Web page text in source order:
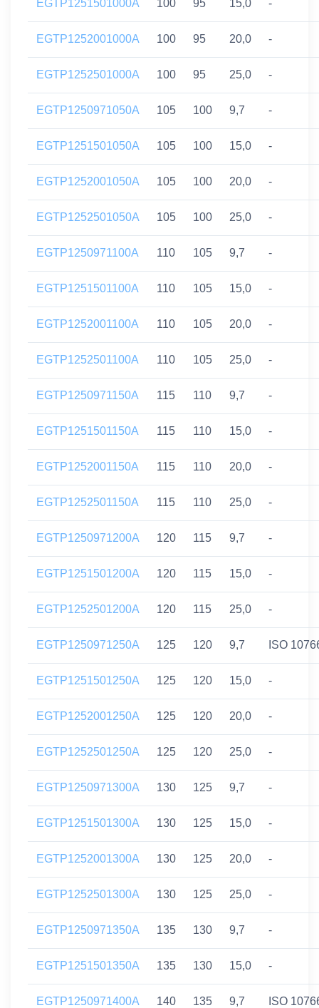
EGTP1251501000A 100 95 15,0 -
EGTP1252001000A 100 95 20,0 -
EGTP1252501000A 100 95 25,0 -
EGTP1250971050A 105 100 9,7 -
EGTP1251501050A 105 100 15,0 -
EGTP1252001050A 105 100 20,0 -
EGTP1252501050A 105 100 25,0 -
EGTP1250971100A 110 105 9,7 -
EGTP1251501100A 110 105 15,0 -
EGTP1252001100A 110 105 20,0 -
EGTP1252501100A 110 105 25,0 -
EGTP1250971150A 115 110 9,7 -
EGTP1251501150A 115 110 15,0 -
EGTP1252001150A 115 110 20,0 -
EGTP1252501150A 115 110 25,0 -
EGTP1250971200A 120 115 9,7 -
EGTP1251501200A 120 115 15,0 -
EGTP1252501200A 120 115 25,0 -
EGTP1250971250A 125 120 9,7 ISO
EGTP1251501250A 125 120 15,0 -
EGTP1252001250A 125 120 20,0 -
EGTP1252501250A 125 120 25,0 -
EGTP1250971300A 130 125 9,7 -
EGTP1251501300A 130 125 15,0 -
EGTP1252001300A 130 125 20,0 -
EGTP1252501300A 130 125 25,0 -
EGTP1250971350A 135 130 9,7 -
EGTP1251501350A 135 130 15,0 -
EGTP1250971400A 140 135 9,7 ISO